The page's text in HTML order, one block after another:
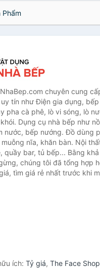
Phẩm
chuyên cung
tín như Điện gia dụng,
pha cà phê, lò vi sóng, lò
Dụng cụ nhà bếp như
nước, bếp nướng. Đồ dùng
nĩa, khăn bàn. Nội
quầy bar, tủ bếp... Bằng
chúng tôi đã tổng hợp
tìm giá rẻ nhất trước khi
ích: Tỷ giá, The Face